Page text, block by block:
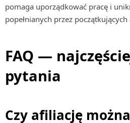
pomaga uporządkować pracę i
popełnianych przez
FAQ —
pytania
Czy afiliację